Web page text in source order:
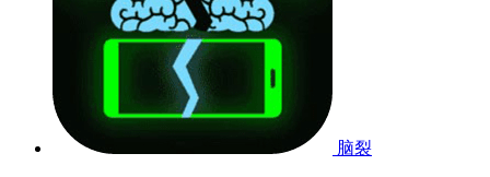
脑裂